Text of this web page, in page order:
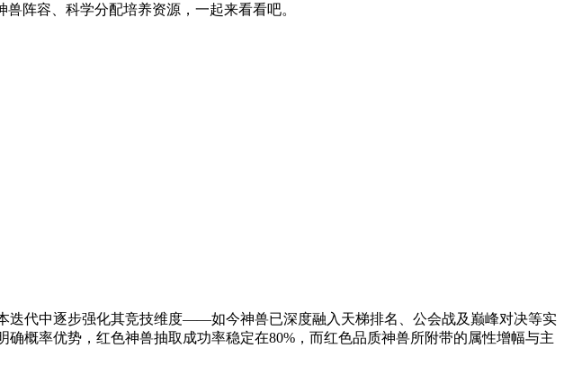
阵容、科学分配培养资源，一起来看看吧。
代中逐步强化其竞技维度——如今神兽已深度融入天梯排名、公会战及巅峰对决等实
概率优势，红色神兽抽取成功率稳定在80%，而红色品质神兽所附带的属性增幅与主